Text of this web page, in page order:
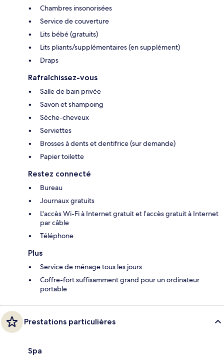
Chambres insonorisées
Service de couverture
Lits bébé (gratuits)
Lits pliants/supplémentaires (en supplément)
Draps
Rafraîchissez-vous
Salle de bain privée
Savon et shampoing
Sèche-cheveux
Serviettes
Brosses à dents et dentifrice (sur demande)
Papier toilette
Restez connecté
Bureau
Journaux gratuits
L'accès Wi-Fi à Internet gratuit et l’accès gratuit à Internet
par câble
Téléphone
Plus
Service de ménage tous les jours
Coffre-fort suffisamment grand pour un ordinateur
portable
Prestations particulières
Spa